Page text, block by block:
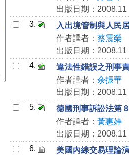
出版日期：2008.11
3.
入出境管制與人民
作者譯者： 蔡震榮
出版日期：2008.11
4.
違法性錯誤之刑事
作者譯者： 余振華
出版日期：2008.11
5.
德國刑事訴訟法第
作者譯者： 黃惠婷
出版日期：2008.11
6.
美國內線交易理論